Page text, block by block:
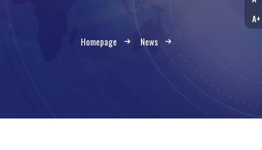
Homepage News
A+